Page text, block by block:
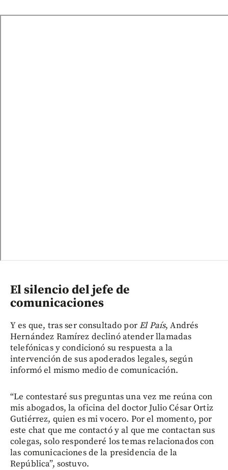
El silencio del jefe de
comunicaciones
Y es que, tras ser consultado porEl País, Andrés
Hernández Ramírez declinó atender llamadas
telefónicas y condicionó su respuesta a la
intervención de sus apoderados legales, según
informó el mismo medio de comunicación.
“Le contestaré sus preguntas una vez me reúna con
mis abogados, la oficina del doctor Julio César Ortiz
Gutiérrez, quien es mi vocero. Por el momento, por
este chat que me contactó y al que me contactan sus
colegas, solo responderé los temas relacionados con
las comunicaciones de la presidencia de la
República”, sostuvo.